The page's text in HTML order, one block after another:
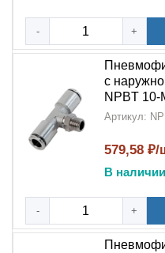
- +
с
NPBT 10-
Артикул:
579,58 ₽/
В
- +